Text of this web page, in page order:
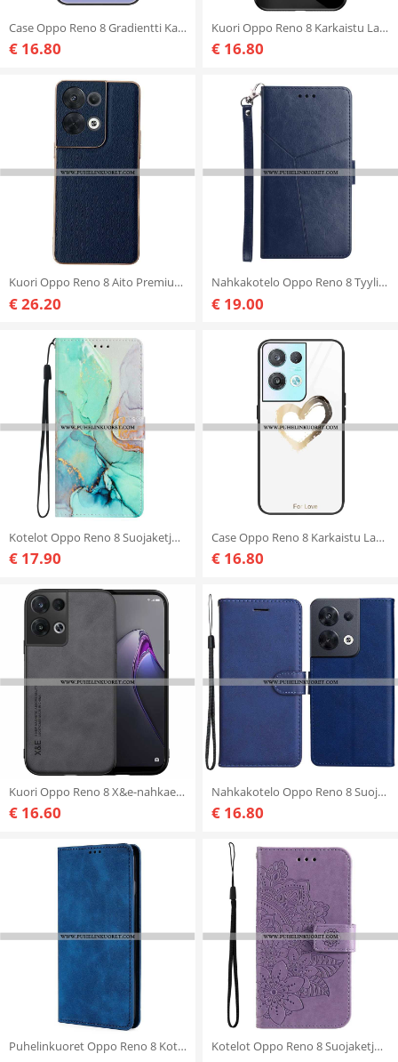
Case Oppo Reno 8 Gradientti Karkaistu Lasi
€ 16.80
Kuori Oppo Reno 8 Karkaistu Lasi Hello
€ 16.80
Kuori Oppo Reno 8 Aito Premium-nahka
€ 26.20
Nahkakotelo Oppo Reno 8 Tyylikäs Nahkainen Geo Y -design
€ 19.00
Kotelot Oppo Reno 8 Suojaketju Kuori Strip Marble
€ 17.90
Case Oppo Reno 8 Karkaistu Lasi Sydän
€ 16.80
Kuori Oppo Reno 8 X&e-nahkaefekti
€ 16.60
Nahkakotelo Oppo Reno 8 Suojaketju Kuori Tavallinen Hihnalla
€ 16.80
Puhelinkuoret Oppo Reno 8 Kotelot Flip Nahkaefekti Kotelot Oppo Reno 8 Suojaketju Kuori Strappy Kukka